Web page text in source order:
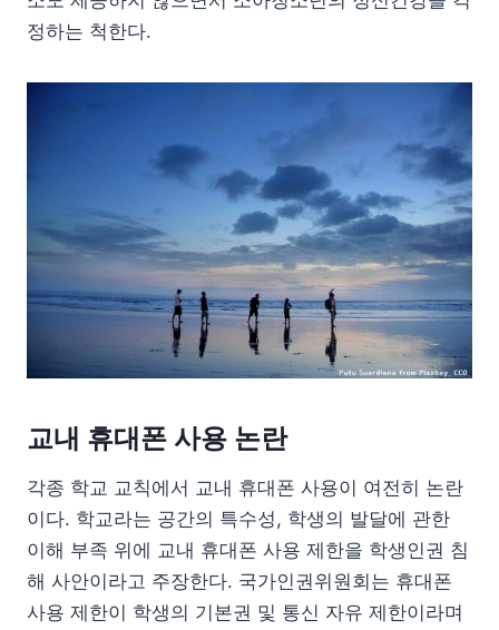
정하는 척한다.
교내 휴대폰 사용 논란
각종 학교 교칙에서 교내 휴대폰 사용이 여전히 논란
이다. 학교라는 공간의 특수성, 학생의 발달에 관한
이해 부족 위에 교내 휴대폰 사용 제한을 학생인권 침
해 사안이라고 주장한다. 국가인권위원회는 휴대폰
사용 제한이 학생의 기본권 및 통신 자유 제한이라며